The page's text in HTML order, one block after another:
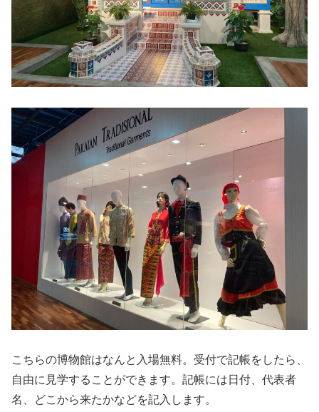
こちらの博物館はなんと入場無料。受付で記帳をしたら、
自由に見学することができます。記帳には日付、代表者
名、どこから来たかなどを記入します。